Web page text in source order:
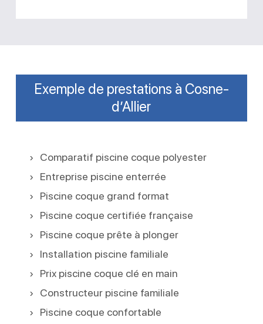
Exemple de prestations à Cosne-
d’Allier
Comparatif piscine coque polyester
Entreprise piscine enterrée
Piscine coque grand format
Piscine coque certifiée française
Piscine coque prête à plonger
Installation piscine familiale
Prix piscine coque clé en main
Constructeur piscine familiale
Piscine coque confortable